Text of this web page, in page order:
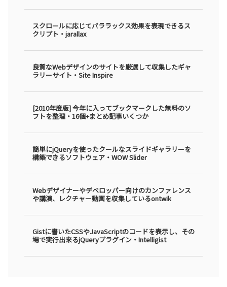
スクロールに応じてパララックス効果を表現できるス
クリプト・jarallax
良質なWebデザインのサイトを厳選して収集したギャ
ラリーサイト・Site Inspire
[2010年度版] 今年に入ってブックマークした無料のソ
フトを整理・16個+まとめ記事いくつか
簡単にjQueryを使ったクールなスライドギャラリーを
構築できるソフトウェア・WOW Slider
Webデザイナーやデベロッパー向けのカンファレンス
や講演、レクチャー動画を収集しているontwik
Gistに書いたCSSやJavaScriptのコードを表示し、その
場で実行出来るjQueryプラグイン・Intelligist